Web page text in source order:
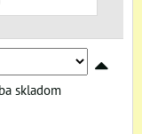
skladom